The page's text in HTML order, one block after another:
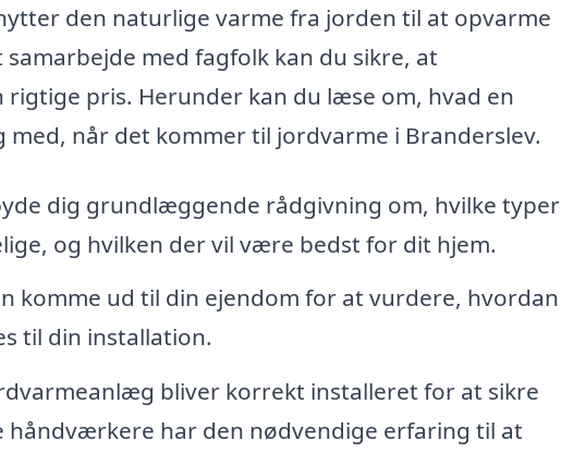
den naturlige varme fra jorden til at opvarme
med fagfolk kan du sikre, at
pris. Herunder kan du læse om, hvad en
når det kommer til jordvarme i Branderslev.
dig grundlæggende rådgivning om, hvilke typer
og hvilken der vil være bedst for dit hjem.
komme ud til din ejendom for at vurdere, hvordan
til din installation.
bliver korrekt installeret for at sikre
håndværkere har den nødvendige erfaring til at